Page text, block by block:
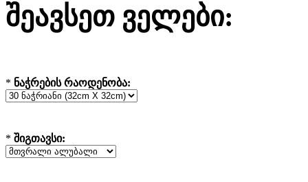
შეავსეთ ველები:
* ნაჭრების რაოდენობა:
* შიგთავსი: